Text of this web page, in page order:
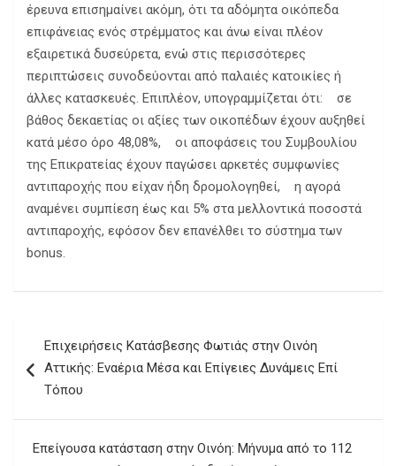
έρευνα επισημαίνει ακόμη, ότι τα αδόμητα οικόπεδα
επιφάνειας ενός στρέμματος και άνω είναι πλέον
εξαιρετικά δυσεύρετα, ενώ στις περισσότερες
περιπτώσεις συνοδεύονται από παλαιές κατοικίες ή
άλλες κατασκευές. Επιπλέον, υπογραμμίζεται ότι: σε
βάθος δεκαετίας οι αξίες των οικοπέδων έχουν αυξηθεί
κατά μέσο όρο 48,08%, οι αποφάσεις του Συμβουλίου
της Επικρατείας έχουν παγώσει αρκετές συμφωνίες
αντιπαροχής που είχαν ήδη δρομολογηθεί, η αγορά
αναμένει συμπίεση έως και 5% στα μελλοντικά ποσοστά
αντιπαροχής, εφόσον δεν επανέλθει το σύστημα των
bonus.
άρθρων
Επιχειρήσεις Κατάσβεσης Φωτιάς στην Οινόη
Αττικής: Εναέρια Μέσα και Επίγειες Δυνάμεις Επί
Τόπου
Επείγουσα κατάσταση στην Οινόη: Μήνυμα από το 112